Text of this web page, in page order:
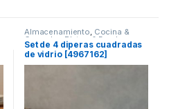
Almacenamiento, Cocina &
Comedor ,Platos & Bowls
Set de 4 diperas cuadradas
de vidrio [4967162]